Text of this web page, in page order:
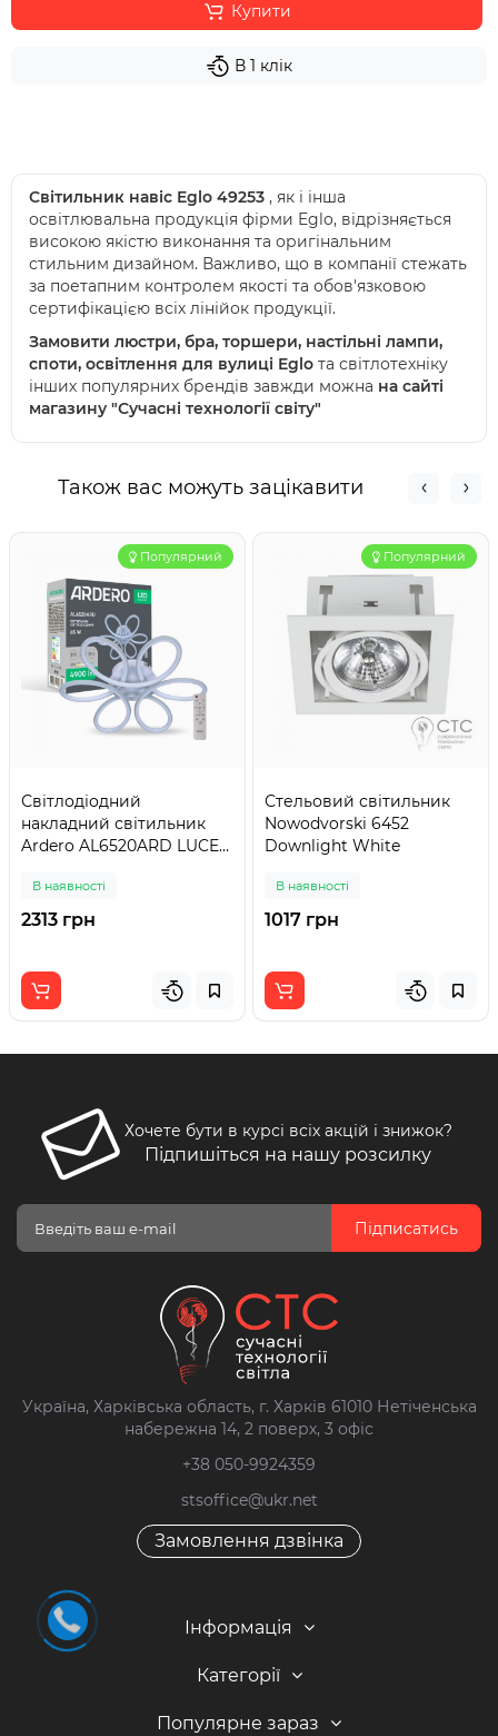
Купити
В 1 клік
Світильник навіс Eglo 49253 , як і інша
освітлювальна продукція фірми Eglo, відрізняється
високою якістю виконання та оригінальним
стильним дизайном. Важливо, що в компанії стежать
за поетапним контролем якості та обов'язковою
сертифікацією всіх лінійок продукції.
Замовити люстри, бра, торшери, настільні лампи,
споти, освітлення для вулиці Eglo та світлотехніку
інших популярних брендів завжди можна на сайті
магазину "Сучасні технології світу"
Також вас можуть зацікавити
Популярний
Світлодіодний
накладний світильник
Ardero AL6520ARD LUCE
В наявності
2313 грн
Популярний
Стельовий світильник
Nowodvorski 6452
Downlight White
В наявності
1017 грн
Хочете бути в курсі всіх акцій і знижок?
Підпишіться на нашу розсилку
Підписатись
Україна, Харківська область, г. Харків 61010 Нетіченська
набережна 14, 2 поверх, 3 офіс
+38 050-9924359
stsoffice@ukr.net
Замовлення дзвінка
Інформація
Категорії
Популярне зараз